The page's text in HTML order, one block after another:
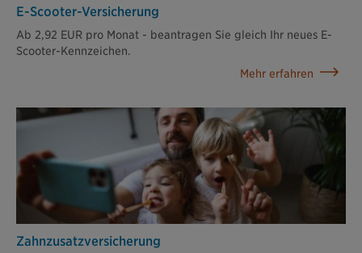
E-Scooter-Versicherung
Ab 2,92 EUR pro Monat - beantragen Sie gleich Ihr neues E-
Scooter-Kennzeichen.
Mehr erfahren
Zahn­zusatz­versicherung